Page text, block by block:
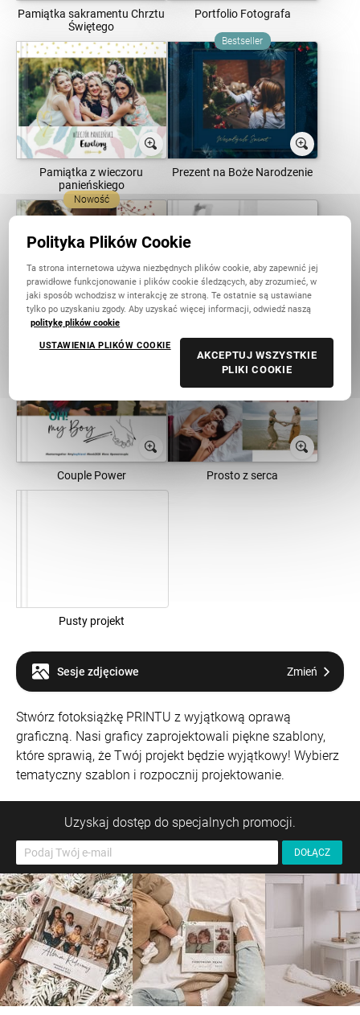
Pamiątka sakramentu Chrztu
Świętego
Portfolio Fotografa
Pamiątka z wieczoru
panieńskiego
Bestseller
Prezent na Boże Narodzenie
Nowość
Prezent na Święta
Couple Power Prosto z serca
Pusty projekt
Sesje zdjęciowe Zmień
Stwórz fotoksiążkę PRINTU z wyjątkową oprawą
graficzną. Nasi graficy zaprojektowali piękne szablony,
które sprawią, że Twój projekt będzie wyjątkowy! Wybierz
tematyczny szablon i rozpocznij projektowanie.
Uzyskaj dostęp do specjalnych promocji.
Polityka Plików Cookie
Ta strona internetowa używa niezbędnych plików cookie, aby zapewnić jej
prawidłowe funkcjonowanie i plików cookie śledzących, aby zrozumieć, w
jaki sposób wchodzisz w interakcję ze stroną. Te ostatnie są ustawiane
tylko po uzyskaniu zgody. Aby uzyskać więcej informacji, odwiedź naszą
politykę plików cookie
USTAWIENIA PLIKÓW COOKIE
AKCEPTUJ WSZYSTKIE
PLIKI COOKIE